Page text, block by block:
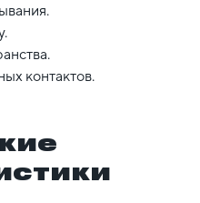
контактов.